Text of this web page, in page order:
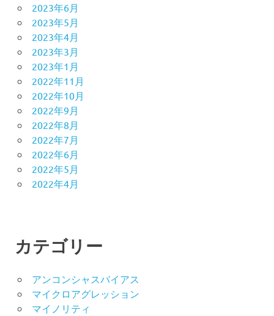
2023年6月
2023年5月
2023年4月
2023年3月
2023年1月
2022年11月
2022年10月
2022年9月
2022年8月
2022年7月
2022年6月
2022年5月
2022年4月
カテゴリー
アンコンシャスバイアス
マイクロアグレッション
マイノリティ